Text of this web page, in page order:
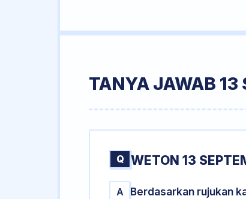
TANYA JAWAB 13
Q WETON 13
A Berdasarkan rujukan